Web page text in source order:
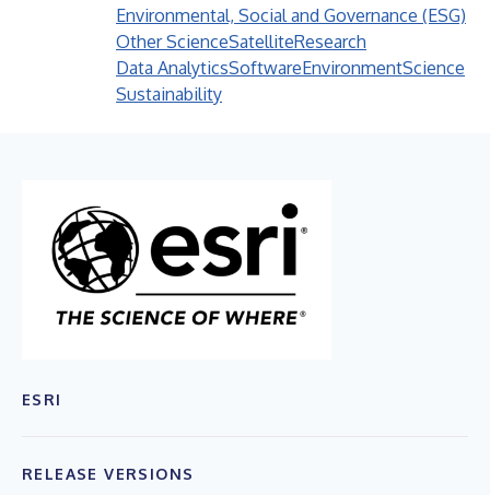
Environmental, Social and Governance (ESG)
Other ScienceSatelliteResearch
Data AnalyticsSoftwareEnvironmentScience
Sustainability
ESRI
RELEASE VERSIONS